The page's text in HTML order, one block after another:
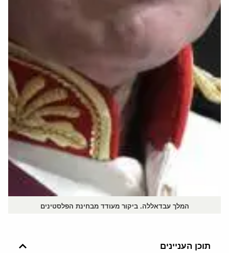
המלך עבדאללה. ביקור מעודד מבחינת הפלסטינים
תוכן העניינים